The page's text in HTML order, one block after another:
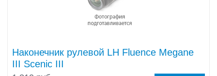
Наконечник рулевой LH Fluence Megane
III Scenic III